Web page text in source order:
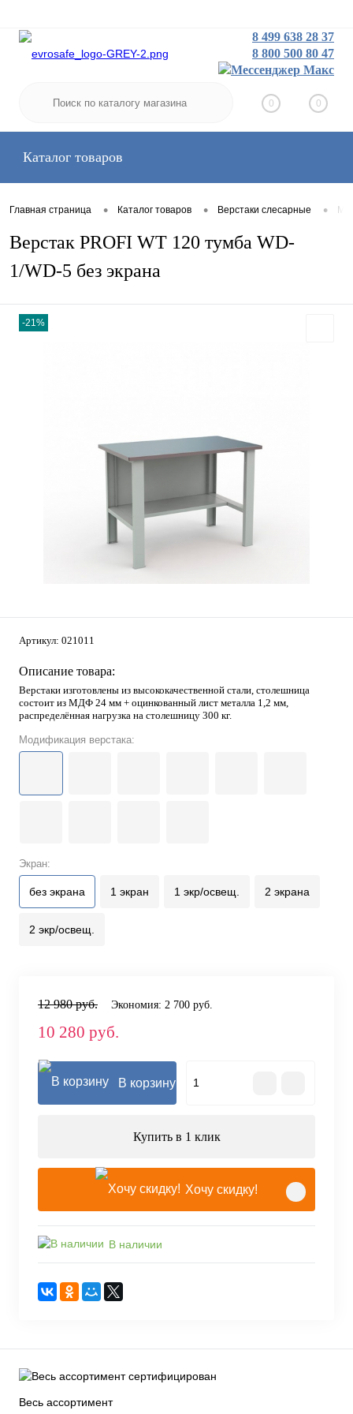
Заказать звонок
8 499 638 28 37
8 800 500 80 47
0 0
Каталог товаров
Главная страница • Каталог товаров • Верстаки слесарные •
Верстак PROFI WT 120 тумба WD-
1/WD-5 без экрана
-21%
Артикул: 021011
Описание товара:
Верстаки изготовлены из высококачественной стали, столешница
состоит из МДФ 24 мм + оцинкованный лист металла 1,2 мм,
распределённая нагрузка на столешницу 300 кг.
Модификация верстака:
Экран:
без экрана 1 экран 1 экр/освещ. 2 экрана
2 экр/освещ.
12 980 руб. Экономия: 2 700 руб.
10 280 руб.
В корзину
Купить в 1 клик
Хочу скидку!
В наличии
Весь ассортимент